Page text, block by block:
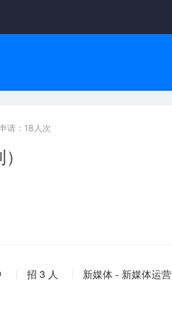
请：18人次
招 3 人 新媒体 - 新媒体运营